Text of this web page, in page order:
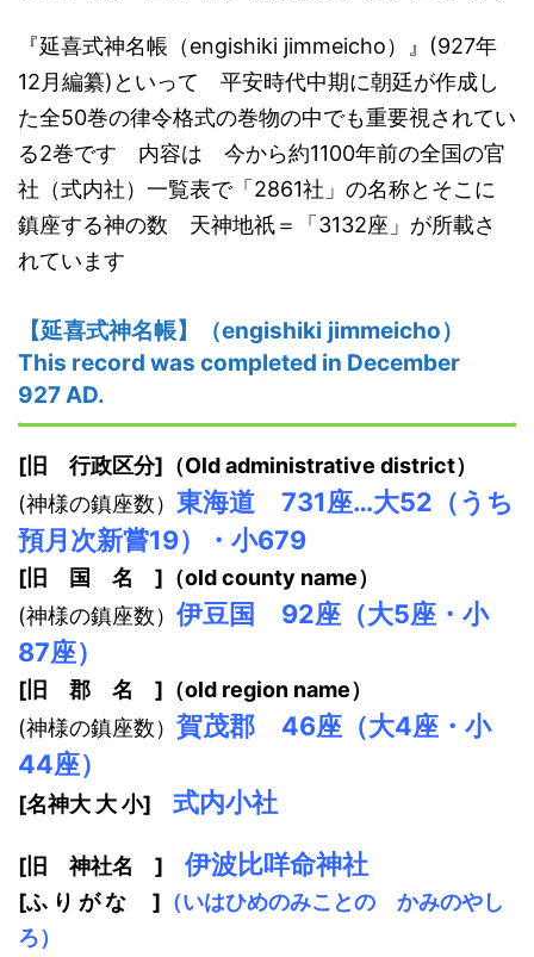
『延喜式神名帳（engishiki jimmeicho）』(927年
12月編纂)といって 平安時代中期に朝廷が作成し
た全50巻の律令格式の巻物の中でも重要視されてい
る2巻です 内容は 今から約1100年前の全国の官
社（式内社）一覧表で「2861社」の名称とそこに
鎮座する神の数 天神地祇＝「3132座」が所載さ
れています
【延喜式神名帳】（engishiki jimmeicho）
This record was completed in December
927 AD.
[旧 行政区分]（Old administrative district）
(神様の鎮座数） 東海道 731座…大52（うち
預月次新嘗19）・小679
[旧 国 名 ]（old county name）
(神様の鎮座数） 伊豆国 92座（大5座・小
87座）
[旧 郡 名 ]（old region name）
(神様の鎮座数）賀茂郡 46座（大4座・小
44座）
[名神大 大 小] 式内小社
[旧 神社名 ] 伊波比咩命神社
[ふ り が な ] （いはひめのみことの かみのやし
ろ）